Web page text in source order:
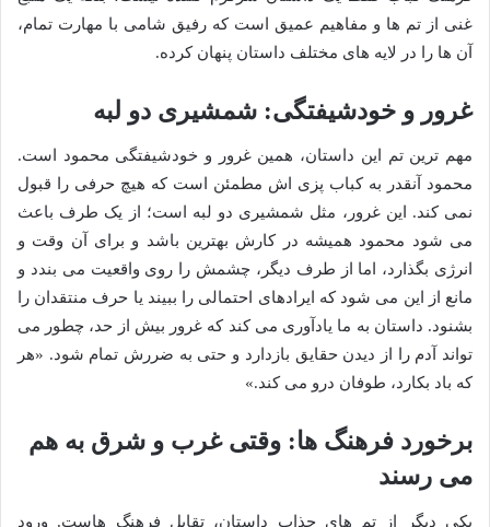
غنی از تم ها و مفاهیم عمیق است که رفیق شامی با مهارت تمام،
آن ها را در لایه های مختلف داستان پنهان کرده.
غرور و خودشیفتگی: شمشیری دو لبه
مهم ترین تم این داستان، همین غرور و خودشیفتگی محمود است.
محمود آنقدر به کباب پزی اش مطمئن است که هیچ حرفی را قبول
نمی کند. این غرور، مثل شمشیری دو لبه است؛ از یک طرف باعث
می شود محمود همیشه در کارش بهترین باشد و برای آن وقت و
انرژی بگذارد، اما از طرف دیگر، چشمش را روی واقعیت می بندد و
مانع از این می شود که ایرادهای احتمالی را ببیند یا حرف منتقدان را
بشنود. داستان به ما یادآوری می کند که غرور بیش از حد، چطور می
تواند آدم را از دیدن حقایق بازدارد و حتی به ضررش تمام شود. «هر
که باد بکارد، طوفان درو می کند.»
برخورد فرهنگ ها: وقتی غرب و شرق به هم
می رسند
یکی دیگر از تم های جذاب داستان، تقابل فرهنگ هاست. ورود